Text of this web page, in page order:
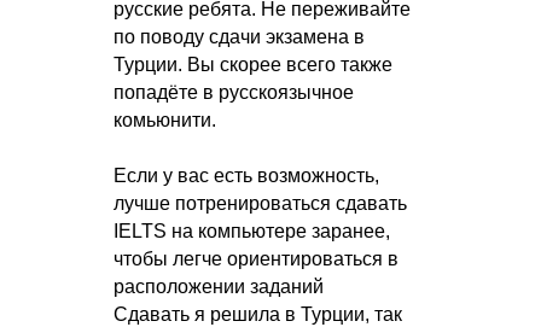
русские ребята. Не переживайте
по поводу сдачи экзамена в
Турции. Вы скорее всего также
попадёте в русскоязычное
комьюнити.
Если у вас есть возможность,
лучше потренироваться сдавать
IELTS на компьютере заранее,
чтобы легче ориентироваться в
расположении заданий
Сдавать я решила в Турции, так